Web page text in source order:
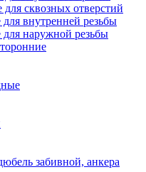
сквозных отверстий
внутренней резьбы
для наружной резьбы
забивной, анкера